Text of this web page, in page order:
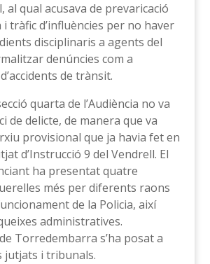
al qual acusava de prevaricació
tràfic d’influències per no haver
disciplinaris a agents del
denúncies com a
de trànsit.
quarta de l’Audiència no va
de delicte, de manera que va
provisional que ja havia fet en
d’Instrucció 9 del Vendrell. El
ha presentat quatre
més per diferents raons
de la Policia, així
administratives.
Torredembarra s’ha posat a
jutjats i tribunals.